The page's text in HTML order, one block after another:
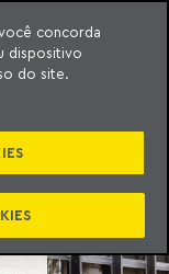
concorda
dispositivo
do site.